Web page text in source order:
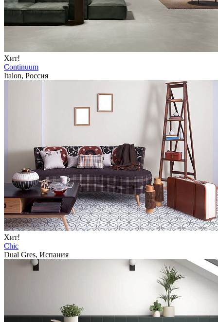
Хит!
Continuum
Italon, Россия
Хит!
Chic
Dual Gres, Испания